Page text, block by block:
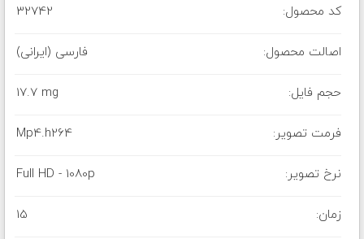
کد محصول: 32742
اصالت محصول: فارسی (ایرانی)
حجم فایل: 17.7 mg
فرمت تصویر: Mp4.h264
نرخ تصویر: Full HD - 1080p
زمان: 15